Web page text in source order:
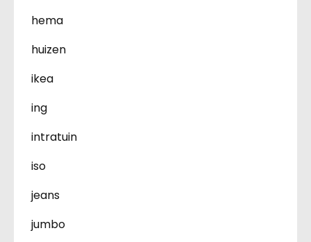
hema
huizen
ikea
ing
intratuin
iso
jeans
jumbo